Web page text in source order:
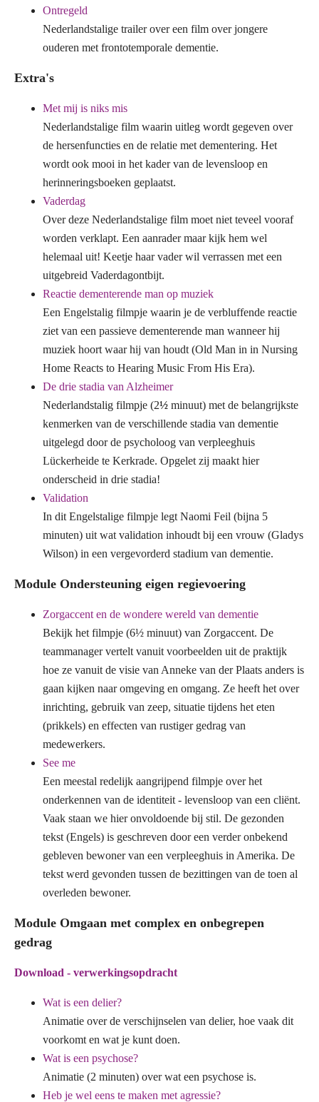
Ontregeld
Nederlandstalige trailer over een film over jongere
ouderen met frontotemporale dementie.
Extra's
Met mij is niks mis
Nederlandstalige film waarin uitleg wordt gegeven over
de hersenfuncties en de relatie met dementering. Het
wordt ook mooi in het kader van de levensloop en
herinneringsboeken geplaatst.
Vaderdag
Over deze Nederlandstalige film moet niet teveel vooraf
worden verklapt. Een aanrader maar kijk hem wel
helemaal uit! Keetje haar vader wil verrassen met een
uitgebreid Vaderdagontbijt.
Reactie dementerende man op muziek
Een Engelstalig filmpje waarin je de verbluffende reactie
ziet van een passieve dementerende man wanneer hij
muziek hoort waar hij van houdt (Old Man in in Nursing
Home Reacts to Hearing Music From His Era).
De drie stadia van Alzheimer
Nederlandstalig filmpje (2½ minuut) met de belangrijkste
kenmerken van de verschillende stadia van dementie
uitgelegd door de psycholoog van verpleeghuis
Lückerheide te Kerkrade. Opgelet zij maakt hier
onderscheid in drie stadia!
Validation
In dit Engelstalige filmpje legt Naomi Feil (bijna 5
minuten) uit wat validation inhoudt bij een vrouw (Gladys
Wilson) in een vergevorderd stadium van dementie.
Module Ondersteuning eigen regievoering
Zorgaccent en de wondere wereld van dementie
Bekijk het filmpje (6½ minuut) van Zorgaccent. De
teammanager vertelt vanuit voorbeelden uit de praktijk
hoe ze vanuit de visie van Anneke van der Plaats anders is
gaan kijken naar omgeving en omgang. Ze heeft het over
inrichting, gebruik van zeep, situatie tijdens het eten
(prikkels) en effecten van rustiger gedrag van
medewerkers.
See me
Een meestal redelijk aangrijpend filmpje over het
onderkennen van de identiteit - levensloop van een cliënt.
Vaak staan we hier onvoldoende bij stil. De gezonden
tekst (Engels) is geschreven door een verder onbekend
gebleven bewoner van een verpleeghuis in Amerika. De
tekst werd gevonden tussen de bezittingen van de toen al
overleden bewoner.
Module Omgaan met complex en onbegrepen
gedrag
Download - verwerkingsopdracht
Wat is een delier?
Animatie over de verschijnselen van delier, hoe vaak dit
voorkomt en wat je kunt doen.
Wat is een psychose?
Animatie (2 minuten) over wat een psychose is.
Heb je wel eens te maken met agressie?